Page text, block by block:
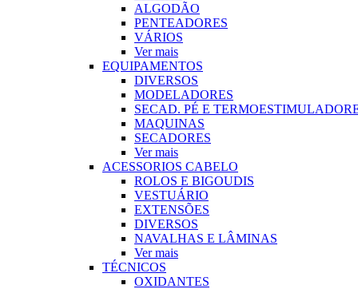
ALGODÃO
PENTEADORES
VÁRIOS
Ver mais
EQUIPAMENTOS
DIVERSOS
MODELADORES
SECAD. PÉ E
MAQUINAS
SECADORES
Ver mais
ACESSORIOS CABELO
ROLOS E BIGOUDIS
VESTUÁRIO
EXTENSÕES
DIVERSOS
NAVALHAS E LÂMINAS
Ver mais
TÉCNICOS
OXIDANTES